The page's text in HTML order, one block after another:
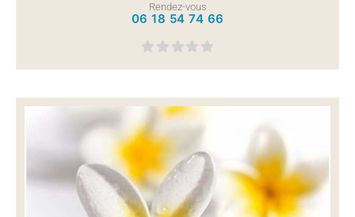
Rendez-vous
06 18 54 74 66